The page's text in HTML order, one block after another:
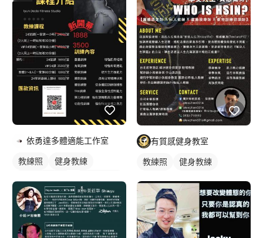
依勇達多體適能工作室
教練照
健身教練
有質感健身教室
教練照 健身教練